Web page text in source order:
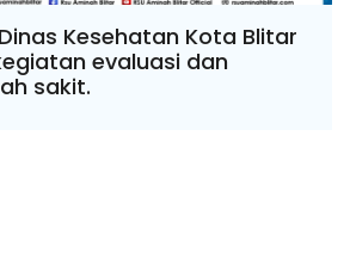
Kesehatan Kota Blitar
evaluasi dan
sakit.